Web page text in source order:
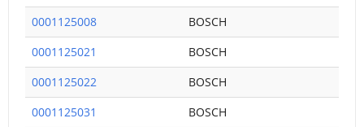
0001125008
BOSCH
0001125021
BOSCH
0001125022
BOSCH
0001125031
BOSCH